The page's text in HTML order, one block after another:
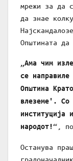
мрежи за да
да знае
Општината да
„Ама чим
се
Општина
влеземе'. Со
институција
народот!“ ,
Останува